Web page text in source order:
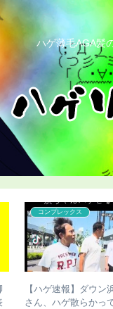
ハゲ薄毛AGA髪
コンプレックス
【ハゲ速報】ダウン
さん、ハゲ散らかっ